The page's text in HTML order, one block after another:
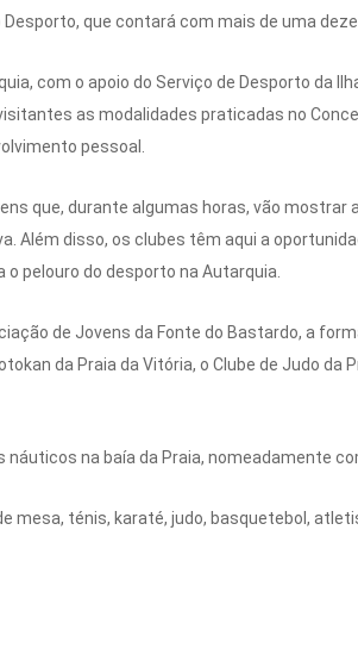
que contará com mais de uma
com o apoio do Serviço de Desporto da
as modalidades praticadas no
pessoal.
que, durante algumas horas, vão mostrar
Além disso, os clubes têm aqui a
pelouro do desporto na Autarquia.
de Jovens da Fonte do Bastardo, a
da Praia da Vitória, o Clube de Judo da
na baía da Praia, nomeadamente
mesa, ténis, karaté, judo, basquetebol,